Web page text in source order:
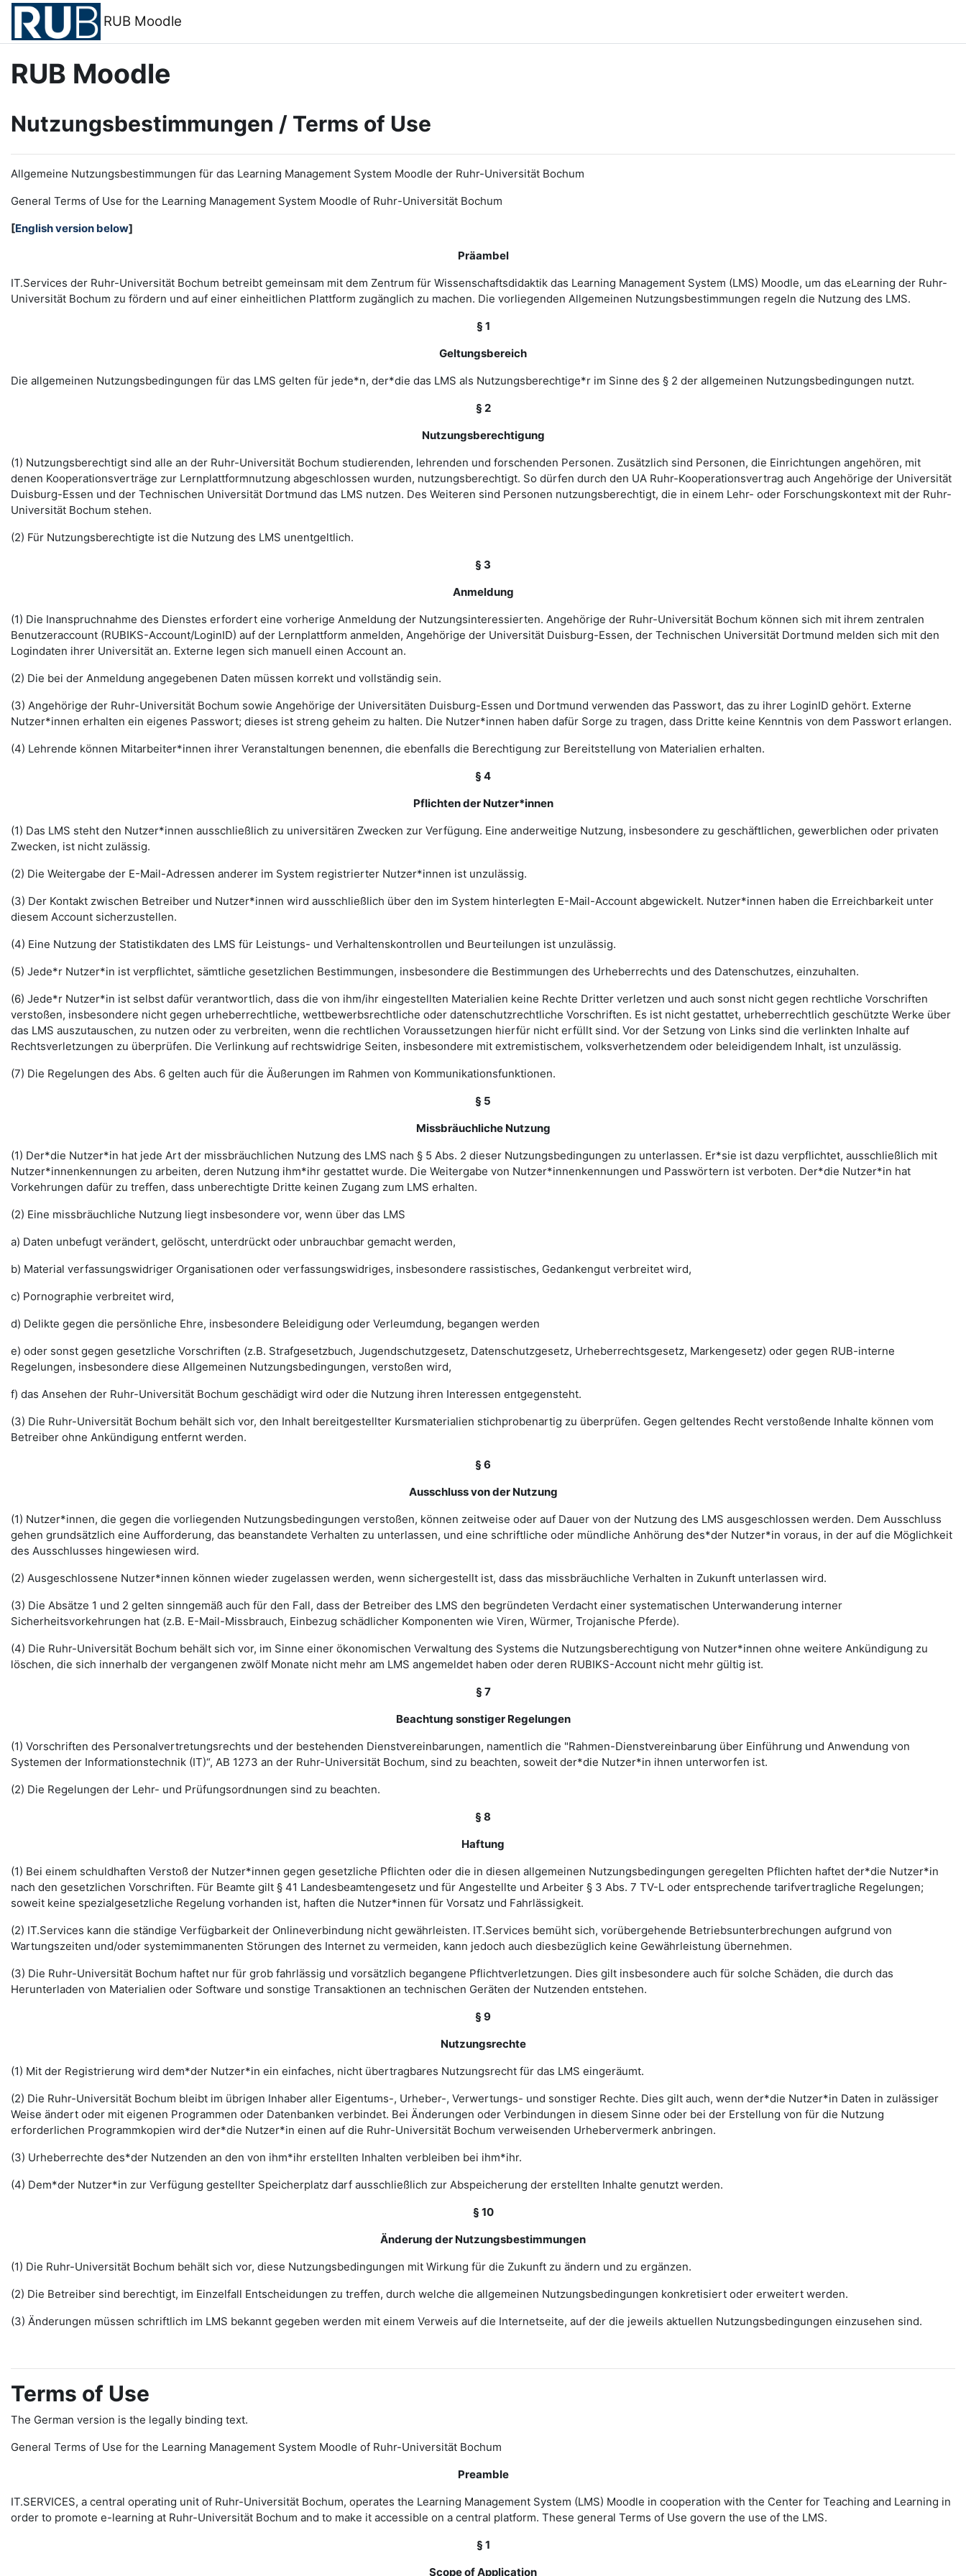
Zum Hauptinhalt
RUB Moodle
RUB Moodle
Nutzungsbestimmungen / Terms of Use
Allgemeine Nutzungsbestimmungen für das Learning Management System Moodle der Ruhr-Universität Bochum
General Terms of Use for the Learning Management System Moodle of Ruhr-Universität Bochum
[English version below]
Präambel
IT.Services der Ruhr-Universität Bochum betreibt gemeinsam mit dem Zentrum für Wissenschaftsdidaktik das Learning Management System (LMS) Moodle, um das eLearning der Ruhr-
Universität Bochum zu fördern und auf einer einheitlichen Plattform zugänglich zu machen. Die vorliegenden Allgemeinen Nutzungsbestimmungen regeln die Nutzung des LMS.
§ 1
Geltungsbereich
Die allgemeinen Nutzungsbedingungen für das LMS gelten für jede*n, der*die das LMS als Nutzungsberechtige*r im Sinne des § 2 der allgemeinen Nutzungsbedingungen nutzt.
§ 2
Nutzungsberechtigung
(1) Nutzungsberechtigt sind alle an der Ruhr-Universität Bochum studierenden, lehrenden und forschenden Personen. Zusätzlich sind Personen, die Einrichtungen angehören, mit
denen Kooperationsverträge zur Lernplattformnutzung abgeschlossen wurden, nutzungsberechtigt. So dürfen durch den UA Ruhr-Kooperationsvertrag auch Angehörige der Universität
Duisburg-Essen und der Technischen Universität Dortmund das LMS nutzen. Des Weiteren sind Personen nutzungsberechtigt, die in einem Lehr- oder Forschungskontext mit der Ruhr-
Universität Bochum stehen.
(2) Für Nutzungsberechtigte ist die Nutzung des LMS unentgeltlich.
§ 3
Anmeldung
(1) Die Inanspruchnahme des Dienstes erfordert eine vorherige Anmeldung der Nutzungsinteressierten. Angehörige der Ruhr-Universität Bochum können sich mit ihrem zentralen
Benutzeraccount (RUBIKS-Account/LoginID) auf der Lernplattform anmelden, Angehörige der Universität Duisburg-Essen, der Technischen Universität Dortmund melden sich mit den
Logindaten ihrer Universität an. Externe legen sich manuell einen Account an.
(2) Die bei der Anmeldung angegebenen Daten müssen korrekt und vollständig sein.
(3) Angehörige der Ruhr-Universität Bochum sowie Angehörige der Universitäten Duisburg-Essen und Dortmund verwenden das Passwort, das zu ihrer LoginID gehört. Externe
Nutzer*innen erhalten ein eigenes Passwort; dieses ist streng geheim zu halten. Die Nutzer*innen haben dafür Sorge zu tragen, dass Dritte keine Kenntnis von dem Passwort erlangen.
(4) Lehrende können Mitarbeiter*innen ihrer Veranstaltungen benennen, die ebenfalls die Berechtigung zur Bereitstellung von Materialien erhalten.
§ 4
Pflichten der Nutzer*innen
(1) Das LMS steht den Nutzer*innen ausschließlich zu universitären Zwecken zur Verfügung. Eine anderweitige Nutzung, insbesondere zu geschäftlichen, gewerblichen oder privaten
Zwecken, ist nicht zulässig.
(2) Die Weitergabe der E-Mail-Adressen anderer im System registrierter Nutzer*innen ist unzulässig.
(3) Der Kontakt zwischen Betreiber und Nutzer*innen wird ausschließlich über den im System hinterlegten E-Mail-Account abgewickelt. Nutzer*innen haben die Erreichbarkeit unter
diesem Account sicherzustellen.
(4) Eine Nutzung der Statistikdaten des LMS für Leistungs- und Verhaltenskontrollen und Beurteilungen ist unzulässig.
(5) Jede*r Nutzer*in ist verpflichtet, sämtliche gesetzlichen Bestimmungen, insbesondere die Bestimmungen des Urheberrechts und des Datenschutzes, einzuhalten.
(6) Jede*r Nutzer*in ist selbst dafür verantwortlich, dass die von ihm/ihr eingestellten Materialien keine Rechte Dritter verletzen und auch sonst nicht gegen rechtliche Vorschriften
verstoßen, insbesondere nicht gegen urheberrechtliche, wettbewerbsrechtliche oder datenschutzrechtliche Vorschriften. Es ist nicht gestattet, urheberrechtlich geschützte Werke über
das LMS auszutauschen, zu nutzen oder zu verbreiten, wenn die rechtlichen Voraussetzungen hierfür nicht erfüllt sind. Vor der Setzung von Links sind die verlinkten Inhalte auf
Rechtsverletzungen zu überprüfen. Die Verlinkung auf rechtswidrige Seiten, insbesondere mit extremistischem, volksverhetzendem oder beleidigendem Inhalt, ist unzulässig.
(7) Die Regelungen des Abs. 6 gelten auch für die Äußerungen im Rahmen von Kommunikationsfunktionen.
§ 5
Missbräuchliche Nutzung
(1) Der*die Nutzer*in hat jede Art der missbräuchlichen Nutzung des LMS nach § 5 Abs. 2 dieser Nutzungsbedingungen zu unterlassen. Er*sie ist dazu verpflichtet, ausschließlich mit
Nutzer*innenkennungen zu arbeiten, deren Nutzung ihm*ihr gestattet wurde. Die Weitergabe von Nutzer*innenkennungen und Passwörtern ist verboten. Der*die Nutzer*in hat
Vorkehrungen dafür zu treffen, dass unberechtigte Dritte keinen Zugang zum LMS erhalten.
(2) Eine missbräuchliche Nutzung liegt insbesondere vor, wenn über das LMS
a) Daten unbefugt verändert, gelöscht, unterdrückt oder unbrauchbar gemacht werden,
b) Material verfassungswidriger Organisationen oder verfassungswidriges, insbesondere rassistisches, Gedankengut verbreitet wird,
c) Pornographie verbreitet wird,
d) Delikte gegen die persönliche Ehre, insbesondere Beleidigung oder Verleumdung, begangen werden
e) oder sonst gegen gesetzliche Vorschriften (z.B. Strafgesetzbuch, Jugendschutzgesetz, Datenschutzgesetz, Urheberrechtsgesetz, Markengesetz) oder gegen RUB-interne
Regelungen, insbesondere diese Allgemeinen Nutzungsbedingungen, verstoßen wird,
f) das Ansehen der Ruhr-Universität Bochum geschädigt wird oder die Nutzung ihren Interessen entgegensteht.
(3) Die Ruhr-Universität Bochum behält sich vor, den Inhalt bereitgestellter Kursmaterialien stichprobenartig zu überprüfen. Gegen geltendes Recht verstoßende Inhalte können vom
Betreiber ohne Ankündigung entfernt werden.
§ 6
Ausschluss von der Nutzung
(1) Nutzer*innen, die gegen die vorliegenden Nutzungsbedingungen verstoßen, können zeitweise oder auf Dauer von der Nutzung des LMS ausgeschlossen werden. Dem Ausschluss
gehen grundsätzlich eine Aufforderung, das beanstandete Verhalten zu unterlassen, und eine schriftliche oder mündliche Anhörung des*der Nutzer*in voraus, in der auf die Möglichkeit
des Ausschlusses hingewiesen wird.
(2) Ausgeschlossene Nutzer*innen können wieder zugelassen werden, wenn sichergestellt ist, dass das missbräuchliche Verhalten in Zukunft unterlassen wird.
(3) Die Absätze 1 und 2 gelten sinngemäß auch für den Fall, dass der Betreiber des LMS den begründeten Verdacht einer systematischen Unterwanderung interner
Sicherheitsvorkehrungen hat (z.B. E-Mail-Missbrauch, Einbezug schädlicher Komponenten wie Viren, Würmer, Trojanische Pferde).
(4) Die Ruhr-Universität Bochum behält sich vor, im Sinne einer ökonomischen Verwaltung des Systems die Nutzungsberechtigung von Nutzer*innen ohne weitere Ankündigung zu
löschen, die sich innerhalb der vergangenen zwölf Monate nicht mehr am LMS angemeldet haben oder deren RUBIKS-Account nicht mehr gültig ist.
§ 7
Beachtung sonstiger Regelungen
(1) Vorschriften des Personalvertretungsrechts und der bestehenden Dienstvereinbarungen, namentlich die "Rahmen-Dienstvereinbarung über Einführung und Anwendung von
Systemen der Informationstechnik (IT)“, AB 1273 an der Ruhr-Universität Bochum, sind zu beachten, soweit der*die Nutzer*in ihnen unterworfen ist.
(2) Die Regelungen der Lehr- und Prüfungsordnungen sind zu beachten.
§ 8
Haftung
(1) Bei einem schuldhaften Verstoß der Nutzer*innen gegen gesetzliche Pflichten oder die in diesen allgemeinen Nutzungsbedingungen geregelten Pflichten haftet der*die Nutzer*in
nach den gesetzlichen Vorschriften. Für Beamte gilt § 41 Landesbeamtengesetz und für Angestellte und Arbeiter § 3 Abs. 7 TV-L oder entsprechende tarifvertragliche Regelungen;
soweit keine spezialgesetzliche Regelung vorhanden ist, haften die Nutzer*innen für Vorsatz und Fahrlässigkeit.
(2) IT.Services kann die ständige Verfügbarkeit der Onlineverbindung nicht gewährleisten. IT.Services bemüht sich, vorübergehende Betriebsunterbrechungen aufgrund von
Wartungszeiten und/oder systemimmanenten Störungen des Internet zu vermeiden, kann jedoch auch diesbezüglich keine Gewährleistung übernehmen.
(3) Die Ruhr-Universität Bochum haftet nur für grob fahrlässig und vorsätzlich begangene Pflichtverletzungen. Dies gilt insbesondere auch für solche Schäden, die durch das
Herunterladen von Materialien oder Software und sonstige Transaktionen an technischen Geräten der Nutzenden entstehen.
§ 9
Nutzungsrechte
(1) Mit der Registrierung wird dem*der Nutzer*in ein einfaches, nicht übertragbares Nutzungsrecht für das LMS eingeräumt.
(2) Die Ruhr-Universität Bochum bleibt im übrigen Inhaber aller Eigentums-, Urheber-, Verwertungs- und sonstiger Rechte. Dies gilt auch, wenn der*die Nutzer*in Daten in zulässiger
Weise ändert oder mit eigenen Programmen oder Datenbanken verbindet. Bei Änderungen oder Verbindungen in diesem Sinne oder bei der Erstellung von für die Nutzung
erforderlichen Programmkopien wird der*die Nutzer*in einen auf die Ruhr-Universität Bochum verweisenden Urhebervermerk anbringen.
(3) Urheberrechte des*der Nutzenden an den von ihm*ihr erstellten Inhalten verbleiben bei ihm*ihr.
(4) Dem*der Nutzer*in zur Verfügung gestellter Speicherplatz darf ausschließlich zur Abspeicherung der erstellten Inhalte genutzt werden.
§ 10
Änderung der Nutzungsbestimmungen
(1) Die Ruhr-Universität Bochum behält sich vor, diese Nutzungsbedingungen mit Wirkung für die Zukunft zu ändern und zu ergänzen.
(2) Die Betreiber sind berechtigt, im Einzelfall Entscheidungen zu treffen, durch welche die allgemeinen Nutzungsbedingungen konkretisiert oder erweitert werden.
(3) Änderungen müssen schriftlich im LMS bekannt gegeben werden mit einem Verweis auf die Internetseite, auf der die jeweils aktuellen Nutzungsbedingungen einzusehen sind.
Terms of Use
The German version is the legally binding text.
General Terms of Use for the Learning Management System Moodle of Ruhr-Universität Bochum
Preamble
IT.SERVICES, a central operating unit of Ruhr-Universität Bochum, operates the Learning Management System (LMS) Moodle in cooperation with the Center for Teaching and Learning in
order to promote e-learning at Ruhr-Universität Bochum and to make it accessible on a central platform. These general Terms of Use govern the use of the LMS.
§ 1
Scope of Application